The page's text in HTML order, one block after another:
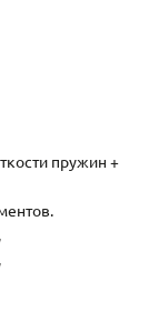
пружин +